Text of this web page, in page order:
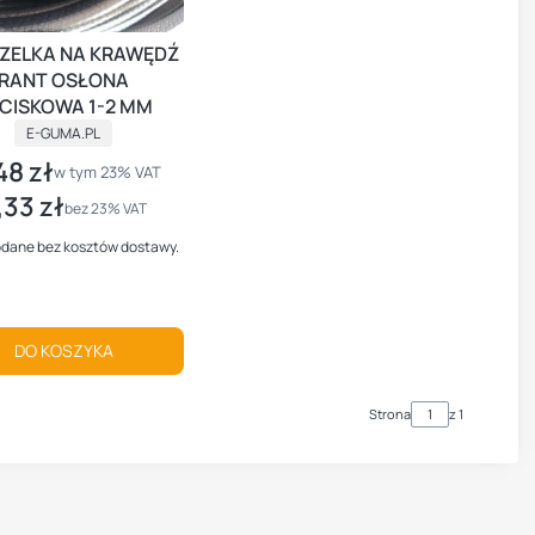
NA KRAWĘDŹ
RANT OSŁONA
1-2 MM
PRODUCENT
E-GUMA.PL
brutto
złw tym %s VAT
w tym23% VAT
netto
złbez 23% VAT
bez kosztów dostawy.
DO KOSZYKA
Strona z 1